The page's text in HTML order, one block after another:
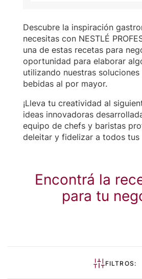
Descubre la inspiración
necesitas con NESTLÉ
una de estas recetas para
oportunidad para elaborar
utilizando nuestras
bebidas al por mayor.
¡Lleva tu creatividad al
ideas innovadoras
equipo de chefs y baristas
deleitar y fidelizar a todos tus
Encontrá la
para tu
FILTROS: